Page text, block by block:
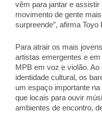
vêm para jantar e
movimento de gente
surpreende”, afirma Toyo
Para atrair os mais
artistas emergentes e
MPB em voz e violão.
identidade cultural, os
um espaço importante
que locais para ouvir
ambientes de encontro,